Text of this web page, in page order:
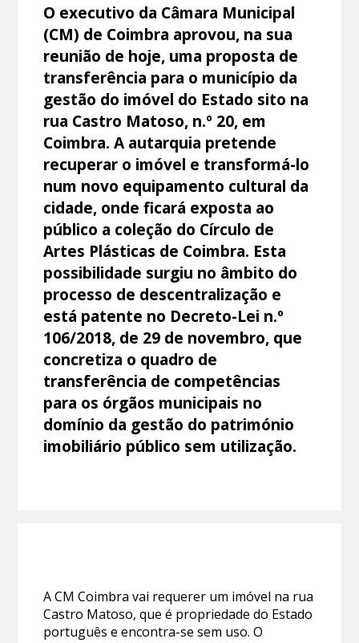
O executivo da Câmara Municipal
(CM) de Coimbra aprovou, na sua
reunião de hoje, uma proposta de
transferência para o município da
gestão do imóvel do Estado sito na
rua Castro Matoso, n.º 20, em
Coimbra. A autarquia pretende
recuperar o imóvel e transformá-lo
num novo equipamento cultural da
cidade, onde ficará exposta ao
público a coleção do Círculo de
Artes Plásticas de Coimbra. Esta
possibilidade surgiu no âmbito do
processo de descentralização e
está patente no Decreto-Lei n.º
106/2018, de 29 de novembro, que
concretiza o quadro de
transferência de competências
para os órgãos municipais no
domínio da gestão do património
imobiliário público sem utilização.
A CM Coimbra vai requerer um imóvel na rua
Castro Matoso, que é propriedade do Estado
português e encontra-se sem uso. O